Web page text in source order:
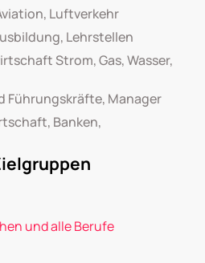
Luftverkehr
Lehrstellen
Strom, Gas, Wasser,
Führungskräfte, Manager
Banken,
und alle Berufe